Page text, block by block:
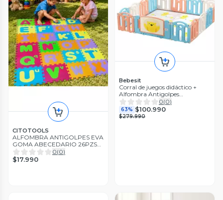
CITOTOOLS
ALFOMBRA ANTIGOLPES EVA
GOMA ABECEDARIO 26PZS
INFANTIL
0(0)
$17.990
Bebesit
Corral de juegos didáctico +
Alfombra Antigolpes
200x240x48cm
0(0)
63% $100.990
$279.990